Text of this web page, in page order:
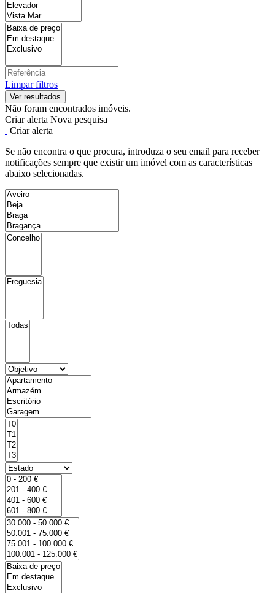
Limpar filtros
Não foram encontrados imóveis.
Criar alerta Nova pesquisa
Criar alerta
Se não encontra o que procura, introduza o seu email para receber
notificações sempre que existir um imóvel com as características
abaixo selecionadas.